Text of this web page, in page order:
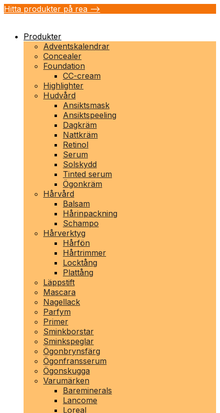
Hitta produkter på rea -->
Produkter
Adventskalendrar
Concealer
Foundation
CC-cream
Highlighter
Hudvård
Ansiktsmask
Ansiktspeeling
Dagkräm
Nattkräm
Retinol
Serum
Solskydd
Tinted serum
Ögonkräm
Hårvård
Balsam
Hårinpackning
Schampo
Hårverktyg
Hårfön
Hårtrimmer
Locktång
Plattång
Läppstift
Mascara
Nagellack
Parfym
Primer
Sminkborstar
Sminkspeglar
Ögonbrynsfärg
Ögonfransserum
Ögonskugga
Varumärken
Bareminerals
Lancome
Loreal